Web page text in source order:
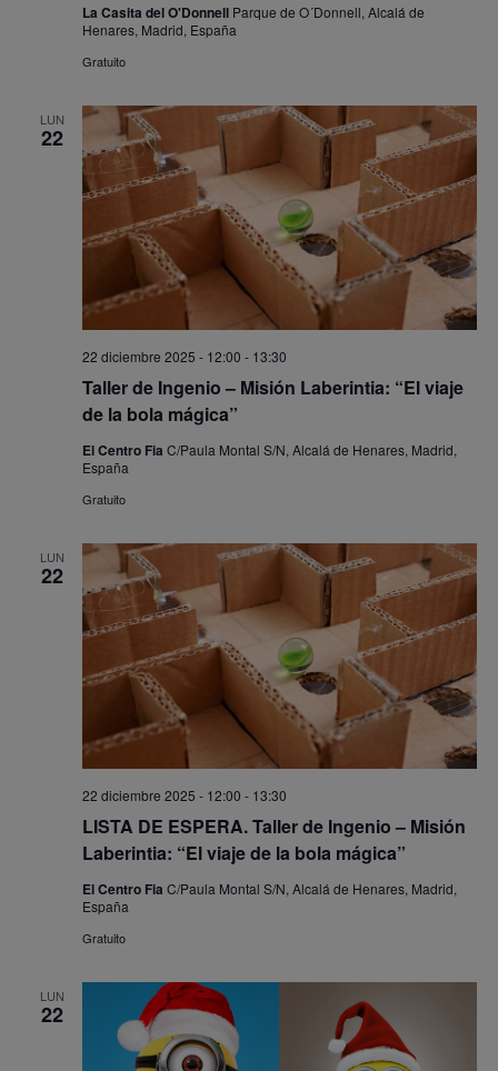
La Casita del O'Donnell Parque de O´Donnell, Alcalá de
Henares, Madrid, España
Gratuito
LUN
22
Taller de Ingenio – Misión Laberintia: “El viaje
de la bola mágica”
22 diciembre 2025 - 12:00 - 13:30
El Centro Fia C/Paula Montal S/N, Alcalá de Henares, Madrid,
España
Gratuito
LUN
22
LISTA DE ESPERA. Taller de Ingenio – Misión
Laberintia: “El viaje de la bola mágica”
22 diciembre 2025 - 12:00 - 13:30
El Centro Fia C/Paula Montal S/N, Alcalá de Henares, Madrid,
España
Gratuito
LUN
22